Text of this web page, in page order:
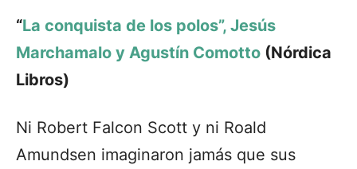
“La conquista de los polos”, Jesús
Marchamalo y Agustín Comotto (Nórdica
Libros)
Ni Robert Falcon Scott y ni Roald
Amundsen imaginaron jamás que sus